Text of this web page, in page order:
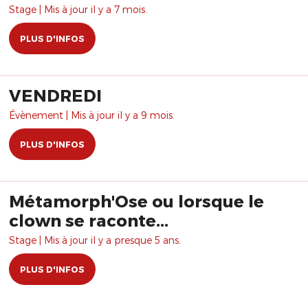
Stage | Mis à jour il y a 7 mois.
PLUS D'INFOS
VENDREDI
Évènement | Mis à jour il y a 9 mois.
PLUS D'INFOS
Métamorph'Ose ou lorsque le
clown se raconte...
Stage | Mis à jour il y a presque 5 ans.
PLUS D'INFOS